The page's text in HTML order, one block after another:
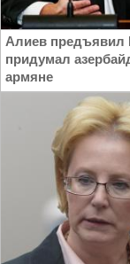
Алиев предъявил
придумал
армяне